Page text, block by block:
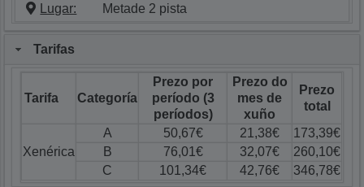
Lugar:
Metade 2 pista
Tarifas
Tarifa Categoría
Prezo por
período (3
períodos)
Prezo do
mes de
xuño
Prezo
total
Xenérica
A 50,67€ 21,38€
173,39€
B
76,01€ 32,07€
260,10€
C
101,34€ 42,76€ 346,78€